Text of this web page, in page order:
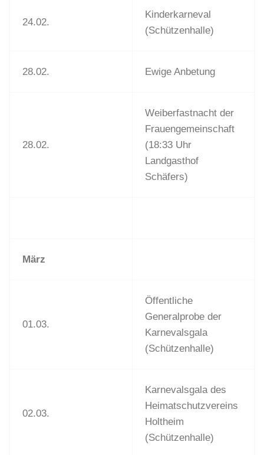
24.02.
Kinderkarneval
(Schützenhalle)
28.02. Ewige Anbetung
28.02.
Weiberfastnacht der
Frauengemeinschaft
(18:33 Uhr
Landgasthof
Schäfers)
März
01.03.
Öffentliche
Generalprobe der
Karnevalsgala
(Schützenhalle)
02.03.
Karnevalsgala des
Heimatschutzvereins
Holtheim
(Schützenhalle)